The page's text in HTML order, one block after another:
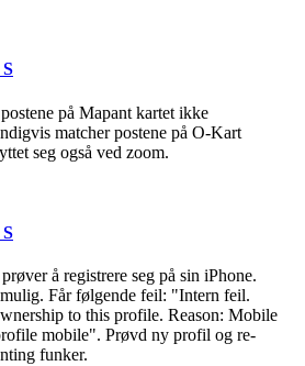
på Mapant kartet ikke
matcher postene på O-Kart
seg også ved zoom.
å registrere seg på sin iPhone.
Får følgende feil: "Intern feil.
to this profile. Reason: Mobile
mobile". Prøvd ny profil og re-
funker.